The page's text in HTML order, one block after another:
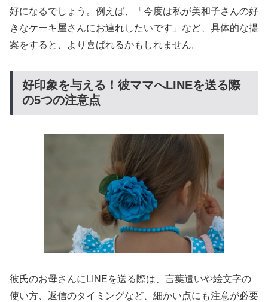
好になるでしょう。例えば、「今度は私が美和子さんの好
きなケーキ屋さんにお連れしたいです」など、具体的な提
案をすると、より喜ばれるかもしれません。
好印象を与える！彼ママへLINEを送る際
の5つの注意点
彼氏のお母さんにLINEを送る際は、言葉遣いや絵文字の
使い方、返信のタイミングなど、細かい点にも注意が必要